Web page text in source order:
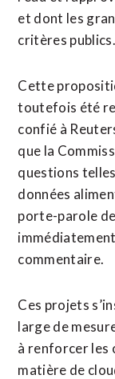
et dont les
critères ​publics.
Cette
toutefois été
confié à
que la
questions
données
porte-parole de
commentaire.
Ces projets
large de
à renforcer les
matière de